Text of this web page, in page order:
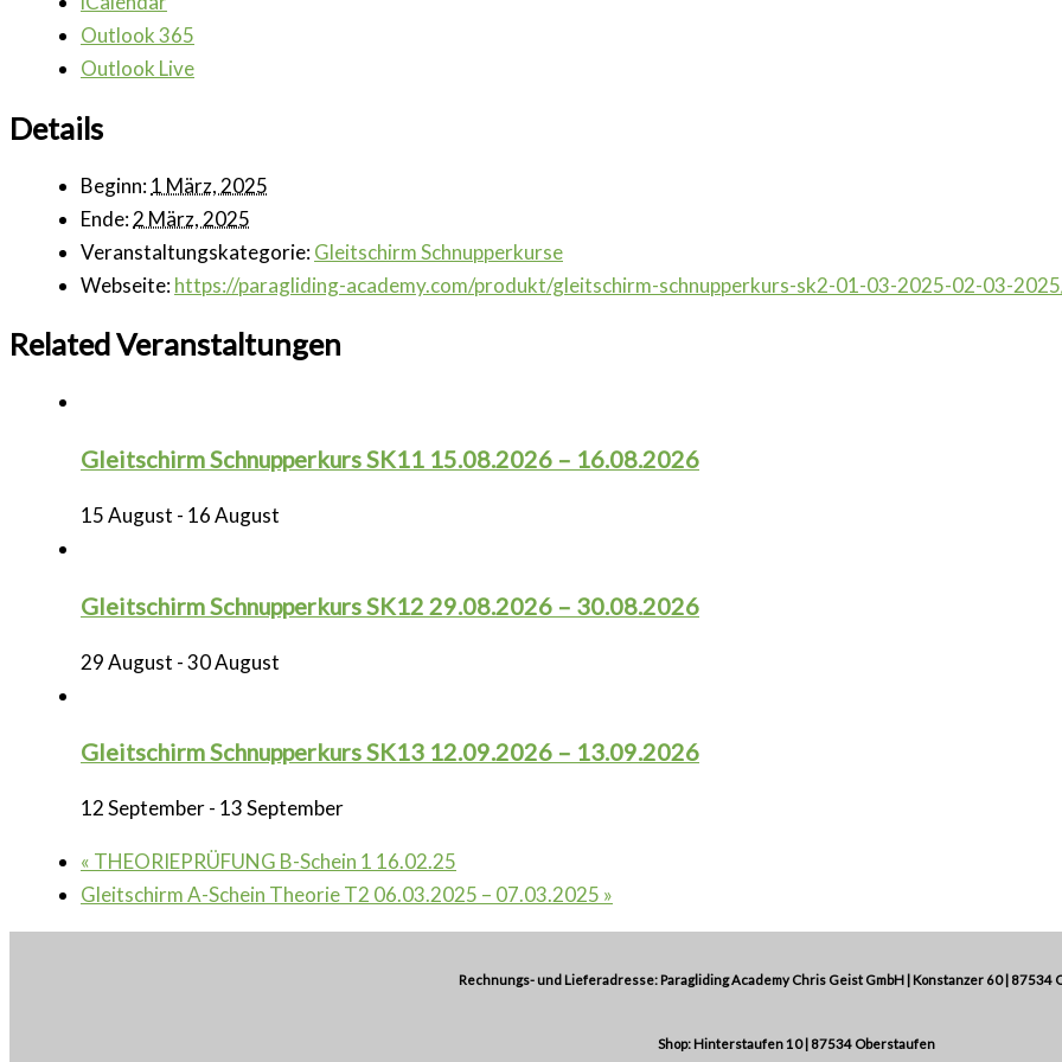
Outlook 365
Outlook Live
Details
Beginn:1 März, 2025
Ende:2 März, 2025
Veranstaltungskategorie:Gleitschirm Schnupperkurse
Webseite:https://paragliding-academy.com/produkt/gleitschirm-schnupperkurs-sk2-01-03-2025-02-03-
Related Veranstaltungen
Gleitschirm Schnupperkurs SK11 15.08.2026 – 16.08.2026
15 August - 16 August
Gleitschirm Schnupperkurs SK12 29.08.2026 – 30.08.2026
29 August -30 August
Gleitschirm Schnupperkurs SK13 12.09.2026 – 13.09.2026
12 September- 13 September
« THEORIEPRÜFUNG B-Schein 1 16.02.25
Gleitschirm A-Schein Theorie T2 06.03.2025 – 07.03.2025 »
Rechnungs- und Lieferadresse: Paragliding Academy Chris Geist GmbH | Konstanzer 60 | 87534
Shop: Hinterstaufen 10 | 87534 Oberstaufen